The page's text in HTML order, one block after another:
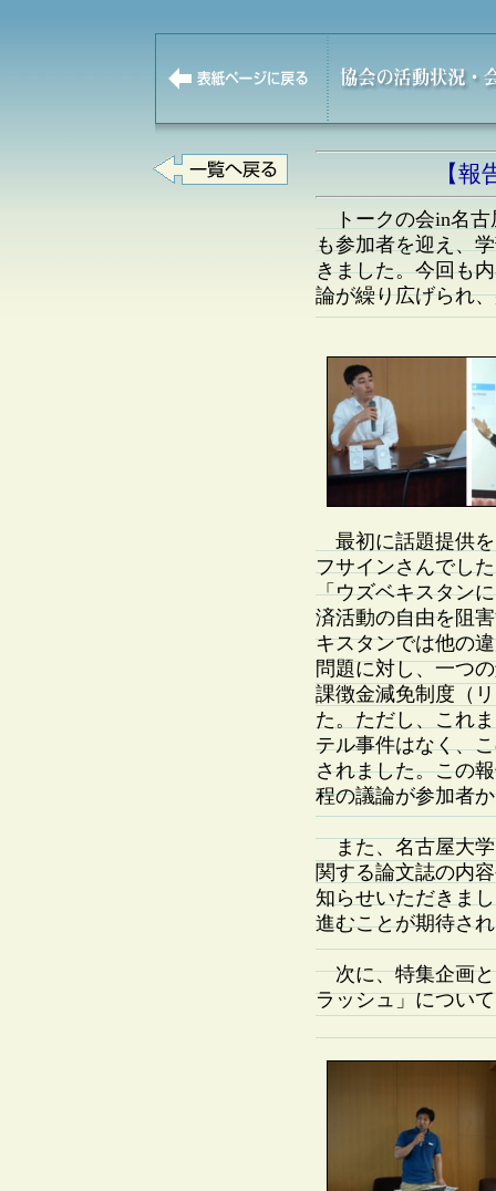
【
トークの会in名古
も参加者を迎え、
きました。今回も
論が繰り広げられ
最初に話題提供を
フサインさんでし
「ウズベキスタン
済活動の自由を阻
キスタンでは他の
問題に対し、一つ
課徴金減免制度（
た。ただし、これ
テル事件はなく、
されました。この
程の議論が参加者
また、名古屋大学
関する論文誌の内
知らせいただきま
進むことが期待さ
次に、特集企画と
ラッシュ」につい